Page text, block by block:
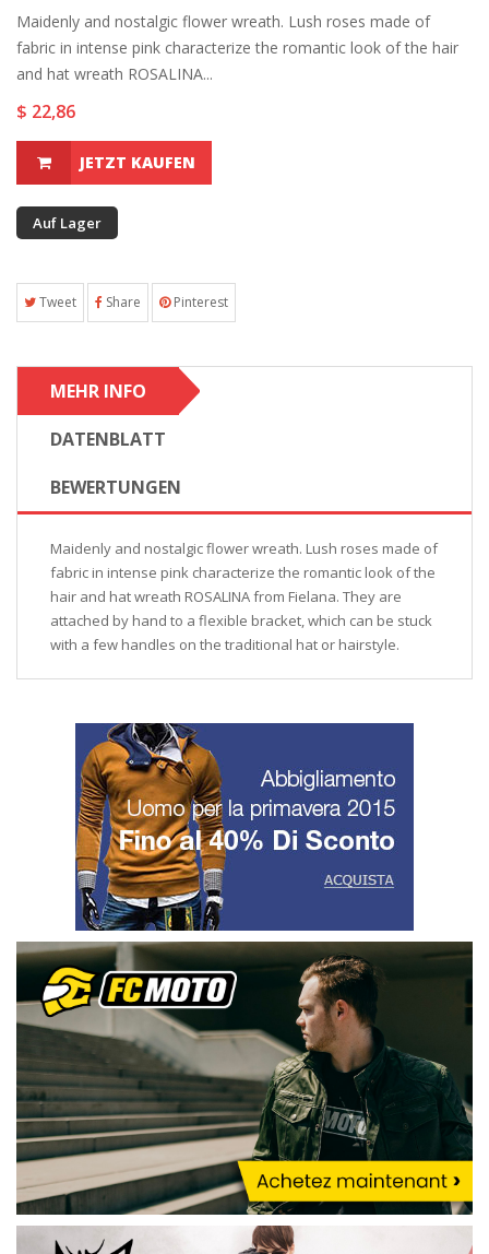
Maidenly and nostalgic flower wreath. Lush roses made of
fabric in intense pink characterize the romantic look of the hair
and hat wreath ROSALINA...
$ 22,86
JETZT KAUFEN
Auf Lager
Tweet Share Pinterest
MEHR INFO
DATENBLATT
BEWERTUNGEN
Maidenly and nostalgic flower wreath. Lush roses made of
fabric in intense pink characterize the romantic look of the
hair and hat wreath ROSALINA from Fielana. They are
attached by hand to a flexible bracket, which can be stuck
with a few handles on the traditional hat or hairstyle.